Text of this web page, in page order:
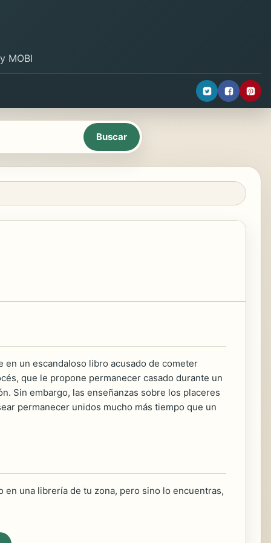
MOBI
en un escandaloso libro acusado de cometer
que le propone permanecer casado durante un
Sin embargo, las enseñanzas sobre los placeres
permanecer unidos mucho más tiempo que un
una librería de tu zona, pero sino lo encuentras,